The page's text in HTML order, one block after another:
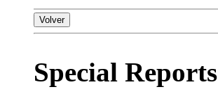
Volver
Special Reports